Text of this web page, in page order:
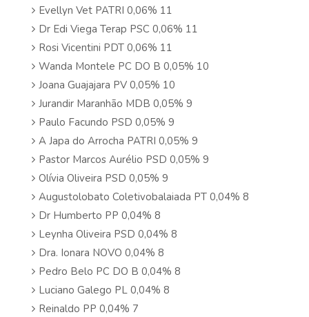
Evellyn Vet PATRI 0,06% 11
Dr Edi Viega Terap PSC 0,06% 11
Rosi Vicentini PDT 0,06% 11
Wanda Montele PC DO B 0,05% 10
Joana Guajajara PV 0,05% 10
Jurandir Maranhão MDB 0,05% 9
Paulo Facundo PSD 0,05% 9
A Japa do Arrocha PATRI 0,05% 9
Pastor Marcos Aurélio PSD 0,05% 9
Olívia Oliveira PSD 0,05% 9
Augustolobato Coletivobalaiada PT 0,04% 8
Dr Humberto PP 0,04% 8
Leynha Oliveira PSD 0,04% 8
Dra. Ionara NOVO 0,04% 8
Pedro Belo PC DO B 0,04% 8
Luciano Galego PL 0,04% 8
Reinaldo PP 0,04% 7